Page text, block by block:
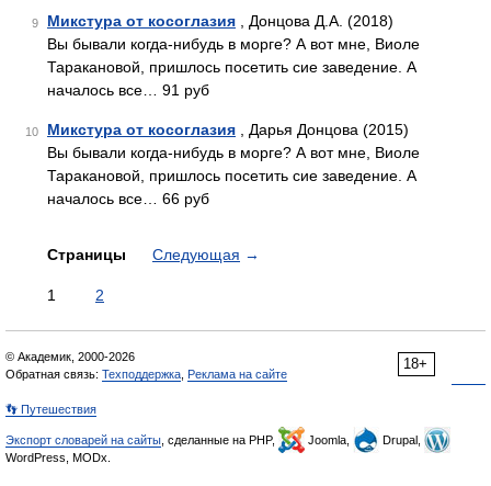
9 Микстура от косоглазия , Донцова Д.А. (2018)
Вы бывали когда-нибудь в морге? А вот мне, Виоле
Таракановой, пришлось посетить сие заведение. А
началось все… 91 руб
10 Микстура от косоглазия , Дарья Донцова (2015)
Вы бывали когда-нибудь в морге? А вот мне, Виоле
Таракановой, пришлось посетить сие заведение. А
началось все… 66 руб
Страницы Следующая →
1 2
18+
© Академик, 2000-2026
Обратная связь: Техподдержка Реклама на сайте
👣 Путешествия
Экспорт словарей на сайты , сделанные на PHP, Joomla,
Drupal,
WordPress, MODx.